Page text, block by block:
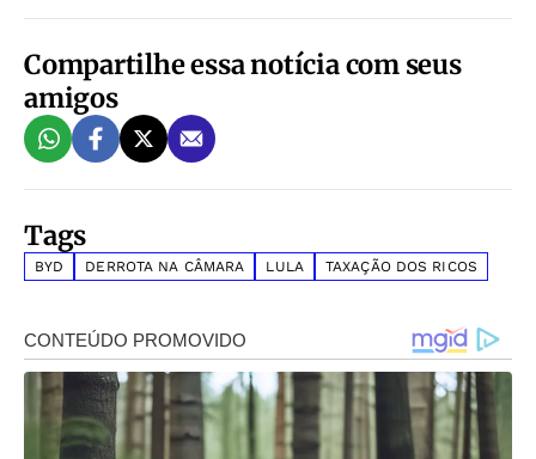
Compartilhe essa notícia com seus
amigos
Tags
BYD DERROTA NA CÂMARA LULA TAXAÇÃO DOS RICOS